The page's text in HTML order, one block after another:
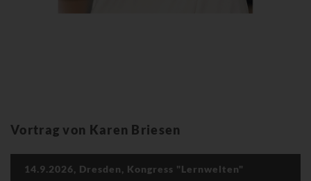
Vortrag von Karen Briesen
14.9.2026, Dresden, Kongress "Lernwelten"